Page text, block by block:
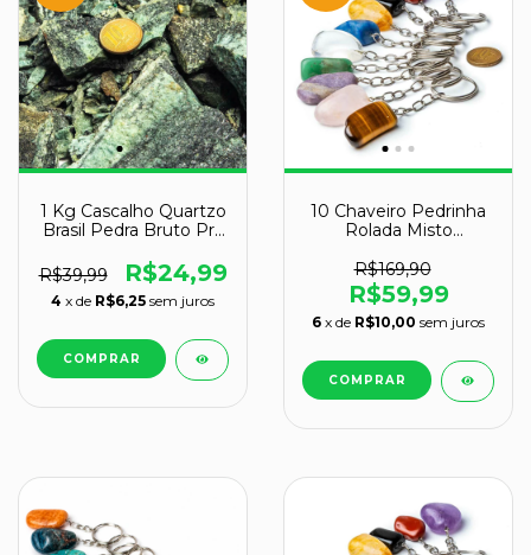
1 Kg Cascalho Quartzo
Brasil Pedra Bruto Pra
R$39,99
R$24,99
4 x de R$6,25 sem juros
10 Chaveiro Pedrinha
Rolada Misto
Atacado
R$169,90
R$59,99
6 x de R$10,00 sem juros